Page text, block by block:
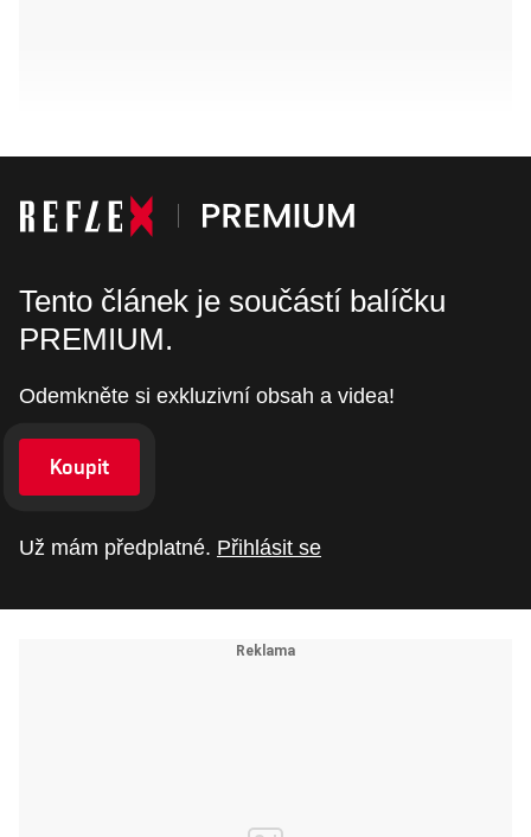
Tento článek je součástí balíčku
PREMIUM.
Odemkněte si exkluzivní obsah a videa!
Koupit
Už mám předplatné. Přihlásit se